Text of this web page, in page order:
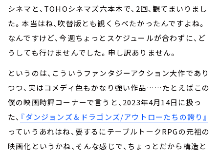
シネマと、TOHOシネマズ六本木で、2回、観てまいりまし
た。本当はね、吹替版とも観くらべたかったんですよね。
なんですけど、今週ちょっとスケジュールが合わずに、ど
うしても行けませんでした。申し訳ありません。
というのは、こういうファンタジーアクション大作であり
つつ、実はコメディ色もかなり強い作品……たとえばこの
僕の映画時評コーナーで言うと、2023年4月14日に扱っ
た、 『ダンジョンズ＆ドラゴンズ/アウトローたちの誇り』
っていうあれはね、要するにテーブルトークRPGの元祖の
映画化というかね、そんな感じで、ちょっとだから構造と